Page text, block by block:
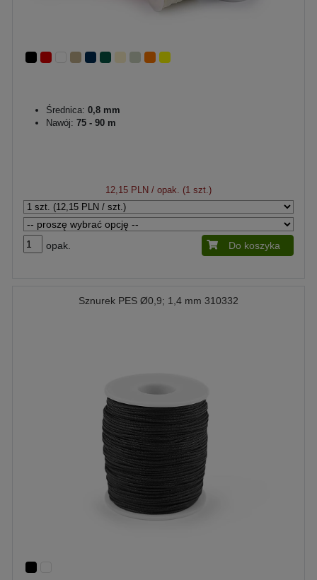
Średnica: 0,8 mm
Nawój: 75 - 90 m
12,15 PLN / opak. (1 szt.)
opak. Do koszyka
Sznurek PES Ø0,9; 1,4 mm 310332